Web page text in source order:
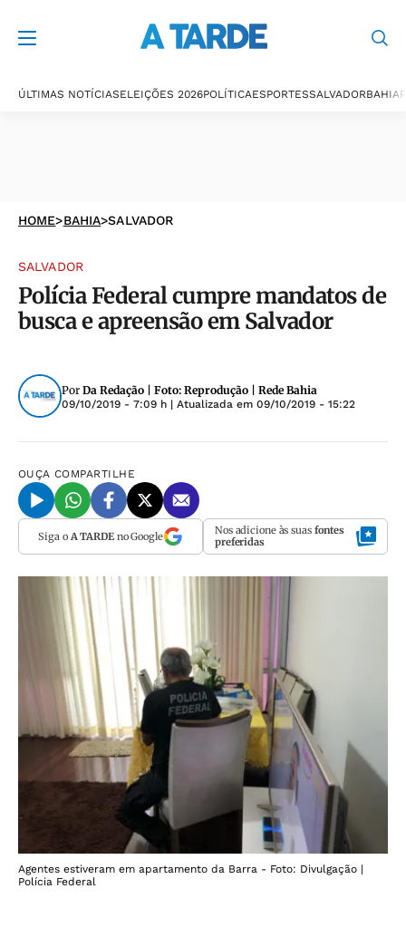
ÚLTIMAS NOTÍCIASELEIÇÕES 2026POLÍTICAESPORTESSALVADORBAHIA
HOME>BAHIA>SALVADOR
SALVADOR
Polícia Federal cumpre mandatos de
busca e apreensão em Salvador
Por Da Redação | Foto: Reprodução | Rede Bahia
09/10/2019 - 7:09 h | Atualizada em 09/10/2019 - 15:22
OUÇA COMPARTILHE
Siga o A TARDEno Google Nos adicione às suas fontes
preferidas
Agentes estiveram em apartamento da Barra - Foto: Divulgação |
Polícia Federal